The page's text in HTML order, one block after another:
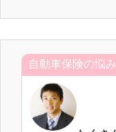
自動車保険の悩